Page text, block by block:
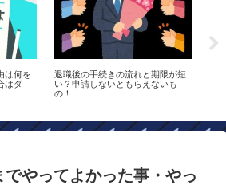
は何を
はダ
退職後の手続きの流れと期限が短
い？申請しないともらえないも
の！
やってよかった事・やっ